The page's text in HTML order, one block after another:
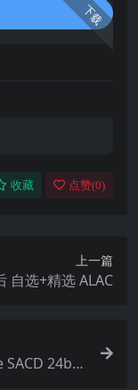
下载
收藏 点赞(0)
上一篇
叮当 – 下一站, 天后 自选+精选 ALAC
SACD 24bit